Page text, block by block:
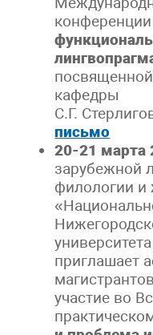
конференции
кафедры
С.Г.
письмо
20-21 марта
зарубежной
филологии и
приглашает
участие во